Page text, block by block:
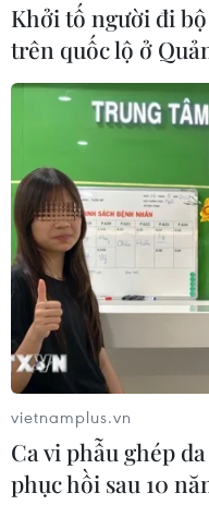
Khởi tố người đi
trên quốc lộ ở
vietnamplus.vn
Ca vi phẫu ghép
phục hồi sau 10